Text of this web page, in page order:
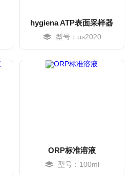
hygiena ATP表面采样器
型号：us2020
ORP标准溶液
型号：100ml